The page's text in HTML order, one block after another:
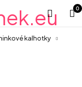
0
kalhotky